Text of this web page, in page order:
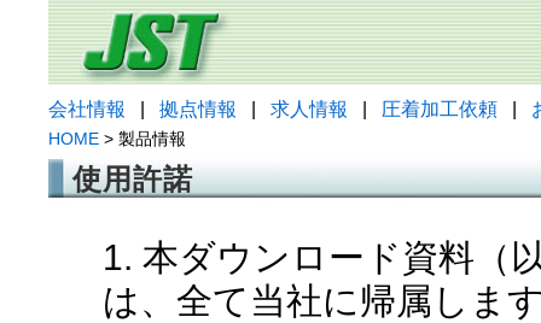
会社情報 拠点情報 求人情報 圧着加工依頼
HOME > 製品情報
使用許諾
1. 本ダウンロード資料（
は、全て当社に帰属しま